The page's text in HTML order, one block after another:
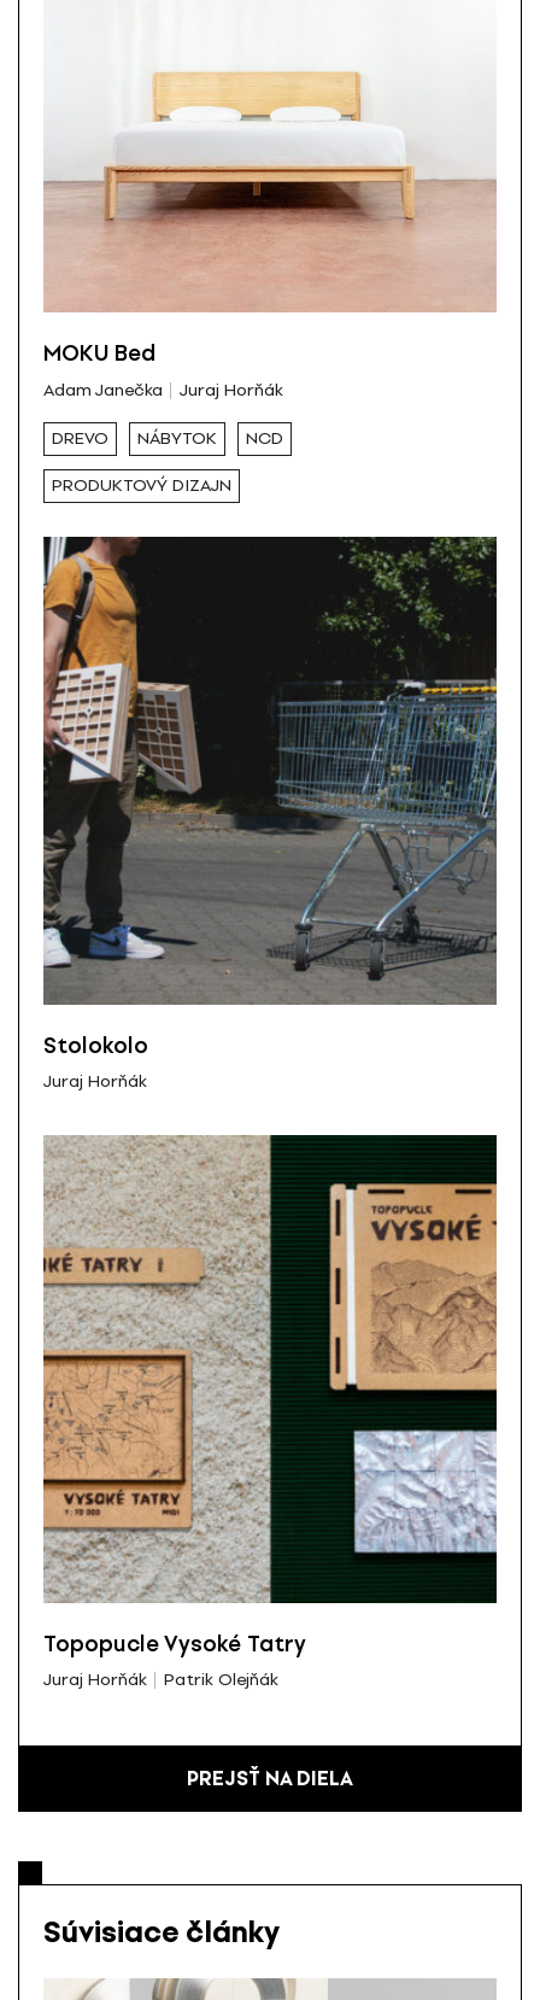
MOKU Bed
Adam Janečka Juraj Horňák
DREVO NÁBYTOK NCD
PRODUKTOVÝ DIZAJN
Stolokolo
Juraj Horňák
Topopucle Vysoké Tatry
Juraj Horňák Patrik Olejňák
PREJSŤ NA DIELA
Súvisiace články